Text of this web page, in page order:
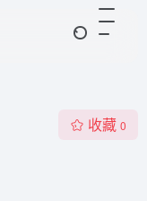
收藏 0